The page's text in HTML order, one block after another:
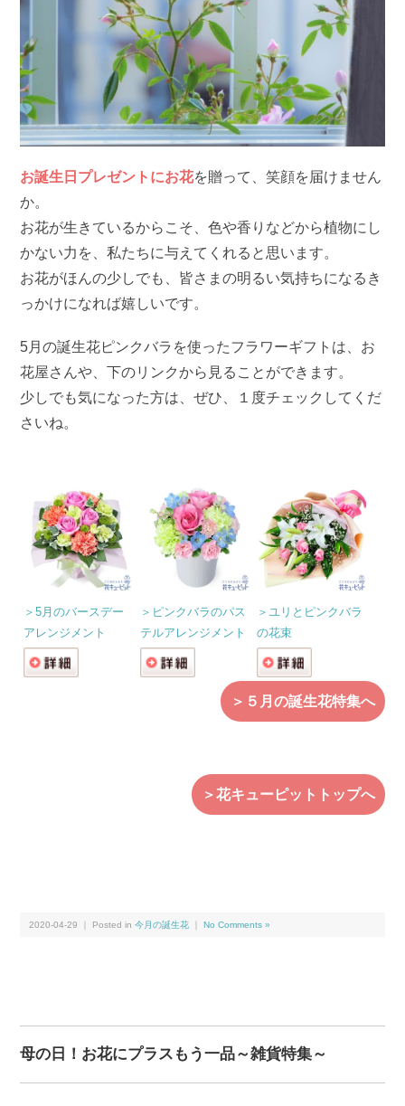
お誕生日プレゼントにお花を贈って、笑顔を届けません
か。
お花が生きているからこそ、色や香りなどから植物にし
かない力を、私たちに与えてくれると思います。
お花がほんの少しでも、皆さまの明るい気持ちになるき
っかけになれば嬉しいです。
5月の誕生花ピンクバラを使ったフラワーギフトは、お
花屋さんや、下のリンクから見ることができます。
少しでも気になった方は、ぜひ、１度チェックしてくだ
さいね。
＞5月のバースデー
アレンジメント
＞ピンクバラのパス
テルアレンジメント
＞ユリとピンクバラ
の花束
＞５月の誕生花特集へ
＞花キューピットトップへ
2020-04-29 ｜ Posted in今月の誕生花 ｜No Comments »
母の日！お花にプラスもう一品～雑貨特集～